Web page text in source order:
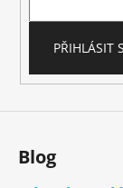
PŘIHLÁSIT
Blog